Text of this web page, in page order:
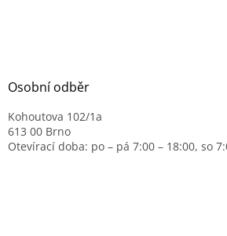
Osobní odběr
Kohoutova 102/1a
613 00 Brno
Otevírací doba: po – pá 7:00 – 18:00, so